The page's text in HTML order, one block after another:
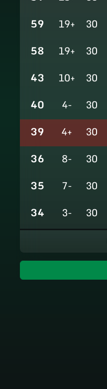
30
+19
59
30
+19
58
30
+10
43
30
-4
40
30
+4
39
30
-8
36
30
-7
35
30
-3
34
29
-14
29